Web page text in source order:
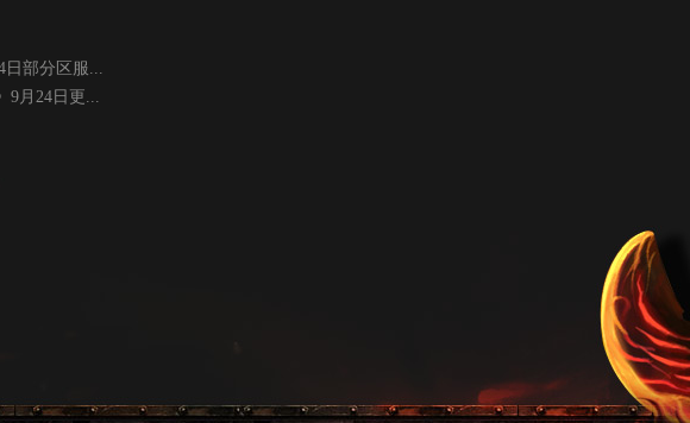
日部分区服...
9月24日更...